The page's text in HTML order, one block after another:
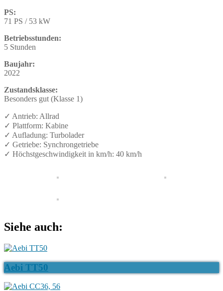
PS:
71 PS / 53 kW
Betriebsstunden:
5 Stunden
Baujahr:
2022
Zustandsklasse:
Besonders gut (Klasse 1)
✓ Antrieb: Allrad
✓ Plattform: Kabine
✓ Aufladung: Turbolader
✓ Getriebe: Synchrongetriebe
✓ Höchstgeschwindigkeit in km/h: 40 km/h
Siehe auch:
Aebi TT50